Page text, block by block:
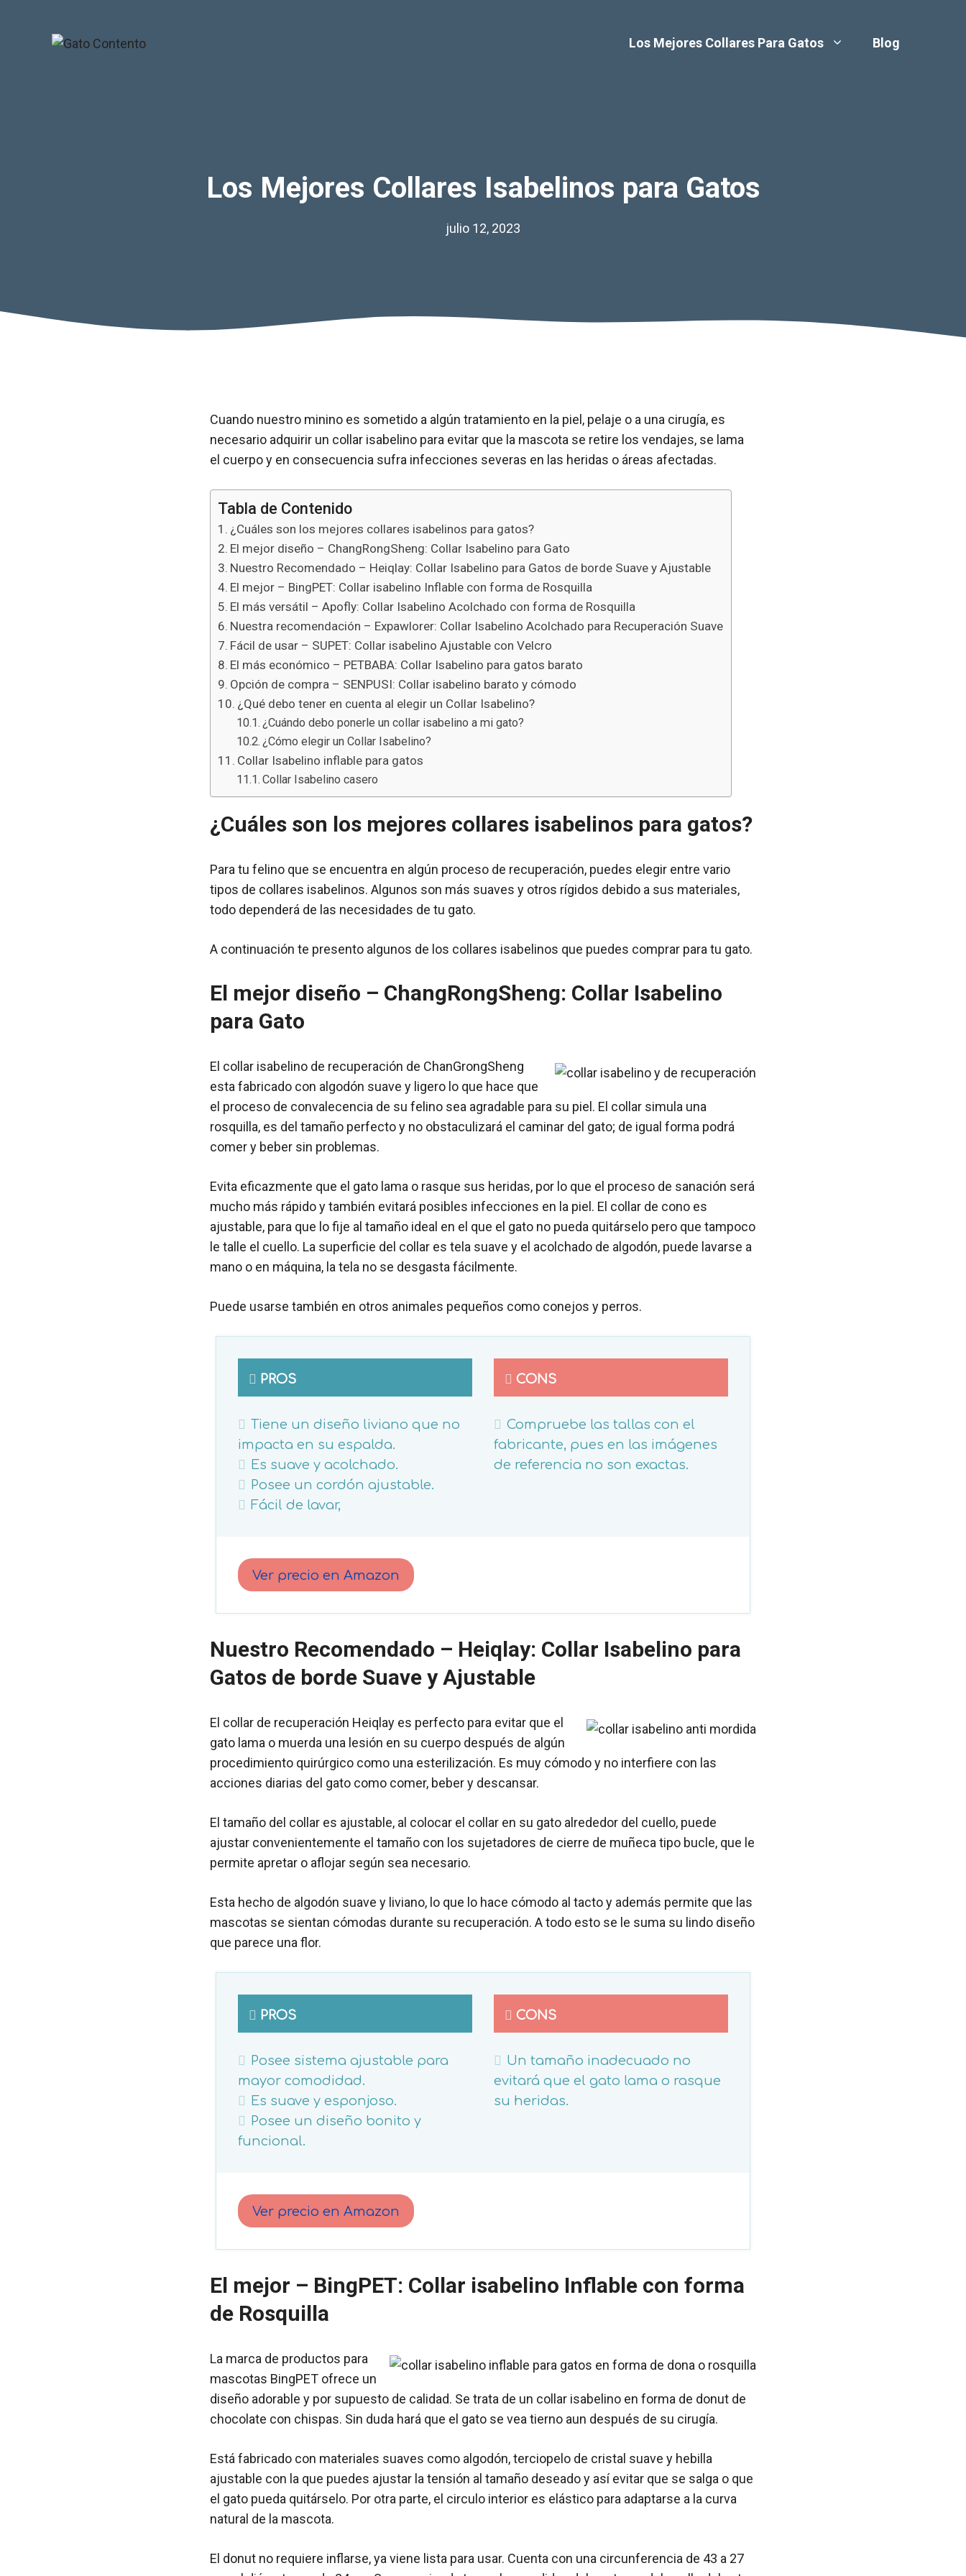
contenido
Los Mejores Collares Para Gatos Blog
Los Mejores Collares Isabelinos para Gatos
julio 12, 2023
Cuando nuestro minino es sometido a algún tratamiento en la piel, pelaje o a una cirugía, es
necesario adquirir un collar isabelino para evitar que la mascota se retire los vendajes, se lama
el cuerpo y en consecuencia sufra infecciones severas en las heridas o áreas afectadas.
Tabla de Contenido
¿Cuáles son los mejores collares isabelinos para gatos?
El mejor diseño – ChangRongSheng: Collar Isabelino para Gato
Nuestro Recomendado – Heiqlay: Collar Isabelino para Gatos de borde Suave y Ajustable
El mejor – BingPET: Collar isabelino Inflable con forma de Rosquilla
El más versátil – Apofly: Collar Isabelino Acolchado con forma de Rosquilla
Nuestra recomendación – Expawlorer: Collar Isabelino Acolchado para Recuperación Suave
Fácil de usar – SUPET: Collar isabelino Ajustable con Velcro
El más económico – PETBABA: Collar Isabelino para gatos barato
Opción de compra – SENPUSI: Collar isabelino barato y cómodo
¿Qué debo tener en cuenta al elegir un Collar Isabelino?
¿Cuándo debo ponerle un collar isabelino a mi gato?
¿Cómo elegir un Collar Isabelino?
Collar Isabelino inflable para gatos
Collar Isabelino casero
¿Cuáles son los mejores collares isabelinos para gatos?
Para tu felino que se encuentra en algún proceso de recuperación, puedes elegir entre vario
tipos de collares isabelinos. Algunos son más suaves y otros rígidos debido a sus materiales,
todo dependerá de las necesidades de tu gato.
A continuación te presento algunos de los collares isabelinos que puedes comprar para tu gato.
El mejor diseño – ChangRongSheng: Collar Isabelino
para Gato
El collar isabelino de recuperación de ChanGrongSheng
esta fabricado con algodón suave y ligero lo que hace que
el proceso de convalecencia de su felino sea agradable para su piel. El collar simula una
rosquilla, es del tamaño perfecto y no obstaculizará el caminar del gato; de igual forma podrá
comer y beber sin problemas.
Evita eficazmente que el gato lama o rasque sus heridas, por lo que el proceso de sanación será
mucho más rápido y también evitará posibles infecciones en la piel. El collar de cono es
ajustable, para que lo fije al tamaño ideal en el que el gato no pueda quitárselo pero que tampoco
le talle el cuello. La superficie del collar es tela suave y el acolchado de algodón, puede lavarse a
mano o en máquina, la tela no se desgasta fácilmente.
Puede usarse también en otros animales pequeños como conejos y perros.
PROS
Tiene un diseño liviano que no
impacta en su espalda.
Es suave y acolchado.
Posee un cordón ajustable.
Fácil de lavar,
CONS
Compruebe las tallas con el
fabricante, pues en las imágenes
de referencia no son exactas.
Ver precio en Amazon
Nuestro Recomendado – Heiqlay: Collar Isabelino para
Gatos de borde Suave y Ajustable
El collar de recuperación Heiqlay es perfecto para evitar que el
gato lama o muerda una lesión en su cuerpo después de algún
procedimiento quirúrgico como una esterilización. Es muy cómodo y no interfiere con las
acciones diarias del gato como comer, beber y descansar.
El tamaño del collar es ajustable, al colocar el collar en su gato alrededor del cuello, puede
ajustar convenientemente el tamaño con los sujetadores de cierre de muñeca tipo bucle, que le
permite apretar o aflojar según sea necesario.
Esta hecho de algodón suave y liviano, lo que lo hace cómodo al tacto y además permite que las
mascotas se sientan cómodas durante su recuperación. A todo esto se le suma su lindo diseño
que parece una flor.
PROS
Posee sistema ajustable para
mayor comodidad.
Es suave y esponjoso.
Posee un diseño bonito y
funcional.
CONS
Un tamaño inadecuado no
evitará que el gato lama o rasque
su heridas.
Ver precio en Amazon
El mejor – BingPET: Collar isabelino Inflable con forma
de Rosquilla
La marca de productos para
mascotas BingPET ofrece un
diseño adorable y por supuesto de calidad. Se trata de un collar isabelino en forma de donut de
chocolate con chispas. Sin duda hará que el gato se vea tierno aun después de su cirugía.
Está fabricado con materiales suaves como algodón, terciopelo de cristal suave y hebilla
ajustable con la que puedes ajustar la tensión al tamaño deseado y así evitar que se salga o que
el gato pueda quitárselo. Por otra parte, el circulo interior es elástico para adaptarse a la curva
natural de la mascota.
El donut no requiere inflarse, ya viene lista para usar. Cuenta con una circunferencia de 43 a 27